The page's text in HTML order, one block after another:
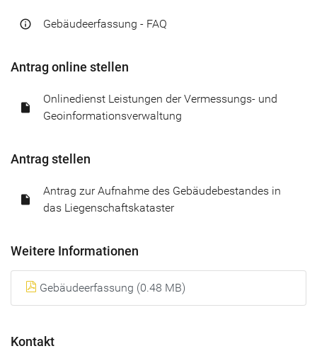
info_outline Gebäudeerfassung - FAQ
Antrag online stellen
insert_drive_file
Onlinedienst Leistungen der Vermessungs- und
Geoinformationsverwaltung
Antrag stellen
insert_drive_file
Antrag zur Aufnahme des Gebäudebestandes in
das Liegenschaftskataster
Weitere Informationen
Gebäudeerfassung (0.48 MB)
Kontakt